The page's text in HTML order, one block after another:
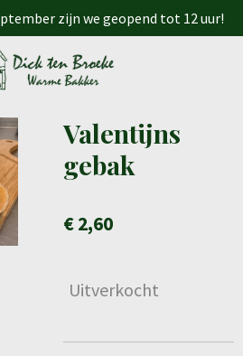
zijn we geopend tot 12 uur!
Valentijns
gebak
€ 2,60
Uitverkocht